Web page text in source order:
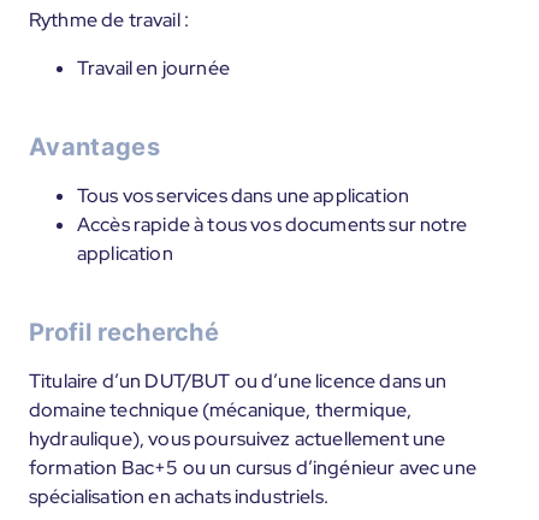
Rythme de travail :
Travail en journée
Avantages
Tous vos services dans une application
Accès rapide à tous vos documents sur notre
application
Profil recherché
Titulaire d’un DUT/BUT ou d’une licence dans un
domaine technique (mécanique, thermique,
hydraulique), vous poursuivez actuellement une
formation Bac+5 ou un cursus d’ingénieur avec une
spécialisation en achats industriels.